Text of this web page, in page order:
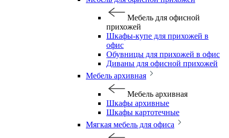
Мебель для офисной
прихожей
Шкафы-купе для прихожей в
офис
Обувницы для прихожей в офис
Диваны для офисной прихожей
Мебель архивная
Мебель архивная
Шкафы архивные
Шкафы картотечные
Мягкая мебель для офиса